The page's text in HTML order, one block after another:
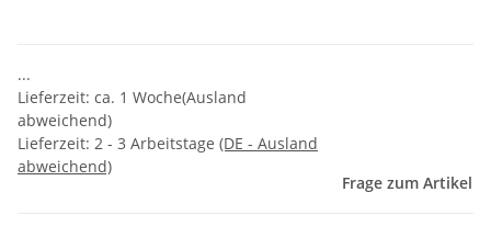
...
Lieferzeit: ca. 1 Woche(Ausland
abweichend)
Lieferzeit: 2 - 3 Arbeitstage (DE - Ausland
abweichend)
Frage zum Artikel